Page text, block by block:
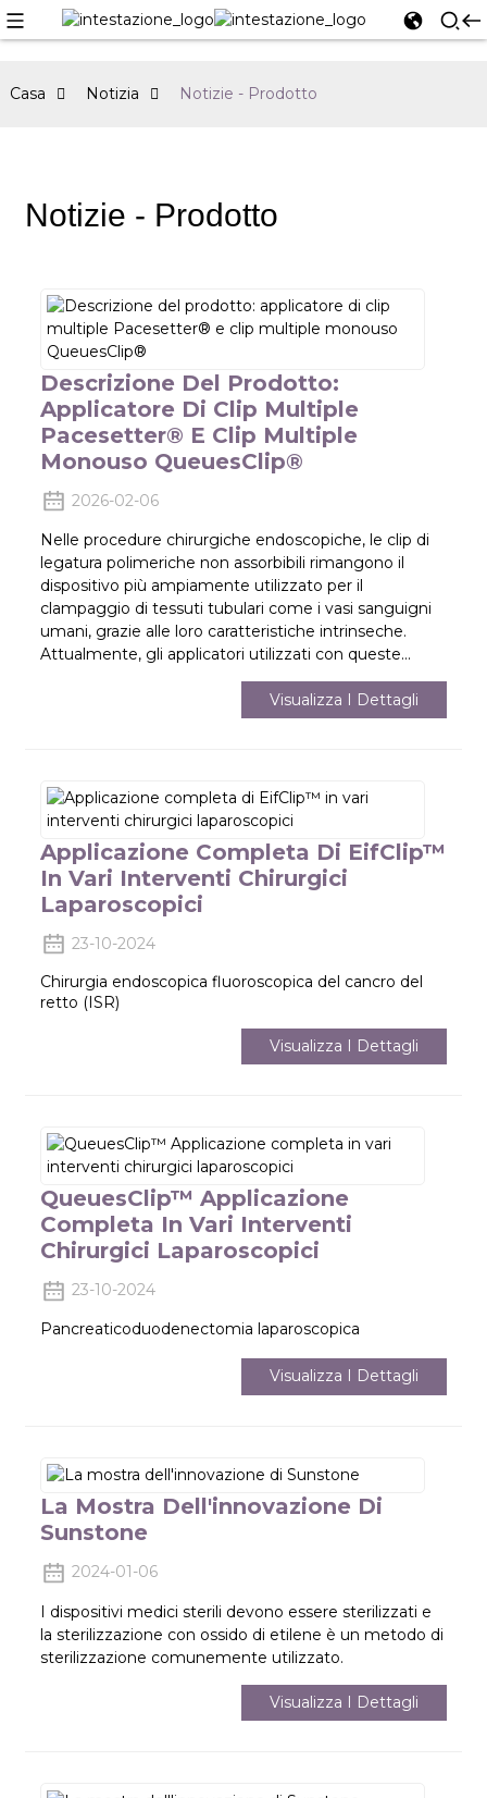
Casa Notizia Notizie - Prodotto
Notizie - Prodotto
Descrizione Del Prodotto:
Applicatore Di Clip Multiple
Pacesetter® E Clip Multiple
Monouso QueuesClip®
2026-02-06
Nelle procedure chirurgiche endoscopiche, le clip di
legatura polimeriche non assorbibili rimangono il
dispositivo più ampiamente utilizzato per il
clampaggio di tessuti tubulari come i vasi sanguigni
umani, grazie alle loro caratteristiche intrinseche.
Attualmente, gli applicatori utilizzati con queste...
Visualizza I Dettagli
Applicazione Completa Di EifClip™
In Vari Interventi Chirurgici
Laparoscopici
23-10-2024
Chirurgia endoscopica fluoroscopica del cancro del
retto (ISR)
Visualizza I Dettagli
QueuesClip™ Applicazione
Completa In Vari Interventi
Chirurgici Laparoscopici
23-10-2024
Pancreaticoduodenectomia laparoscopica
Visualizza I Dettagli
La Mostra Dell'innovazione Di
Sunstone
2024-01-06
I dispositivi medici sterili devono essere sterilizzati e
la sterilizzazione con ossido di etilene è un metodo di
sterilizzazione comunemente utilizzato.
Visualizza I Dettagli